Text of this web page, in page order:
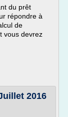
du prêt
répondre à
de
vous devrez
2016